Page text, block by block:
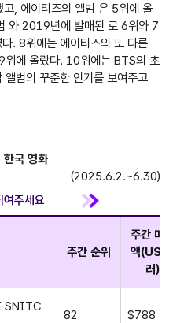
, 에이티즈의 앨범 은 5위에 올
와 2019년에 발매된 로 6위와 7
. 8위에는 에이티즈의 또 다른
위에 올랐다. 10위에는 BTS의 초
범의 꾸준한 인기를 보여주고
국 영화
(2025.6.2.~6.30)
주간 순위
주간 매
액(US
러)
SNITC
82 $788